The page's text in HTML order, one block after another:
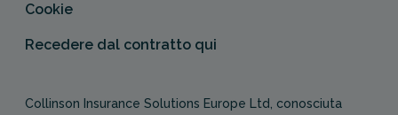
Cookie
Recedere dal contratto qui
Collinson Insurance Solutions Europe Ltd, conosciuta